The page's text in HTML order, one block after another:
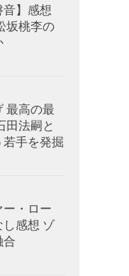
音】感想
坂桃李の
最高の最
田法嗣と
手を発掘
ー・ロー
し感想 ゾ
合